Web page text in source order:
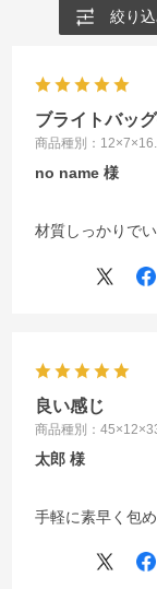
絞り
ブライトバッ
商品種別：
no name
材質しっかりで
良い感じ
商品種別：
太郎
手軽に素早く包